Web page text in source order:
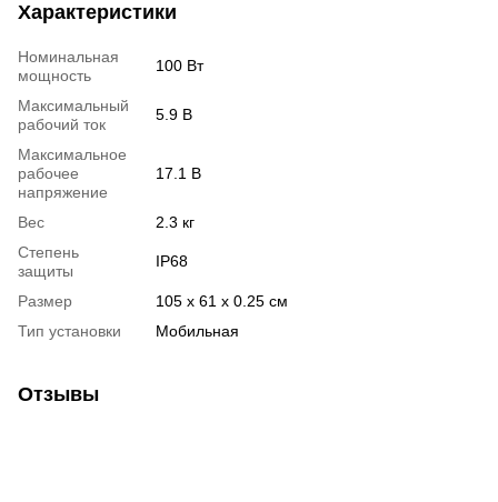
Характеристики
Номинальная
мощность
100 Вт
Максимальный
рабочий ток
5.9 В
Максимальное
рабочее
напряжение
17.1 В
Вес
2.3 кг
Степень
защиты
IP68
Размер
105 x 61 x 0.25 см
Тип установки
Мобильная
Отзывы